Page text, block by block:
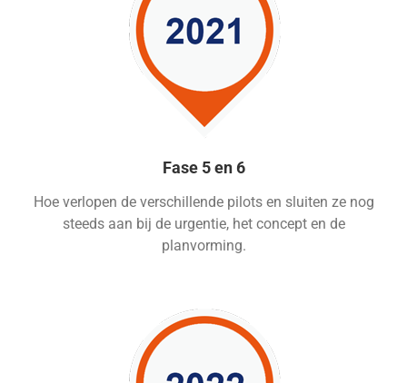
Fase 5 en 6
Hoe verlopen de verschillende pilots en sluiten ze nog
steeds aan bij de urgentie, het concept en de
planvorming.